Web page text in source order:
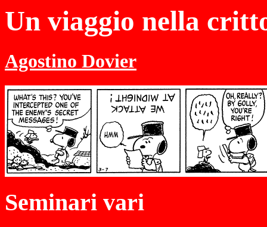
Un viaggio nella
Agostino Dovier
Seminari vari